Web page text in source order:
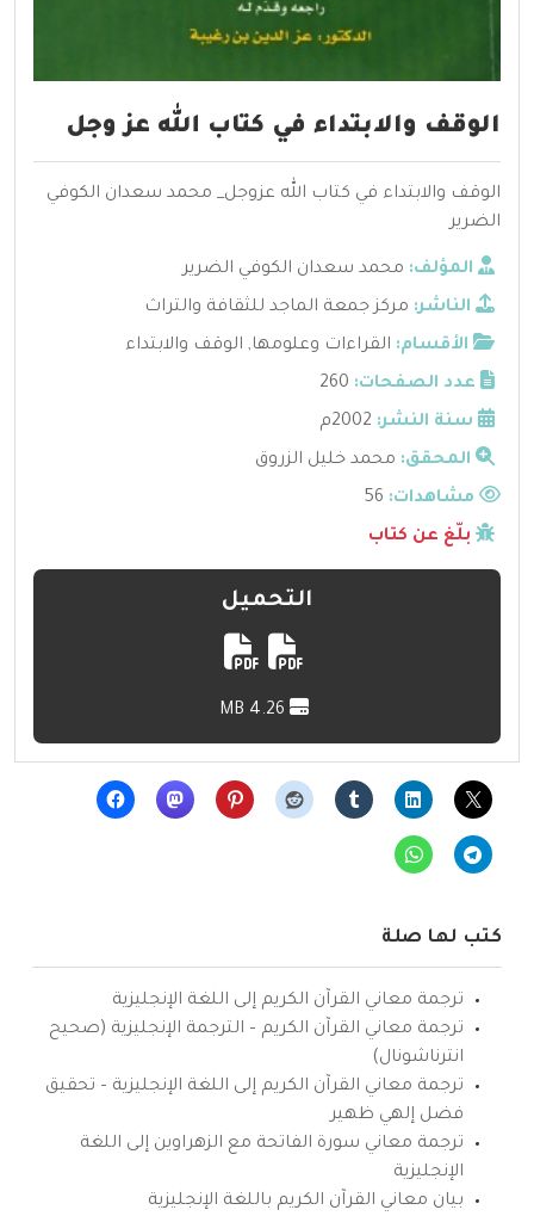
الوقف والابتداء في كتاب الله عز وجل
الوقف والابتداء في كتاب الله عزوجل_ محمد سعدان الكوفي
الضرير
المؤلف: محمد سعدان الكوفي الضرير
الناشر: مركز جمعة الماجد للثقافة والتراث
الأقسام: القراءات وعلومها, الوقف والابتداء
عدد الصفحات: 260
سنة النشر: 2002م
المحقق: محمد خليل الزروق
مشاهدات:
بلّغ عن كتاب
التحميل
كتب لها صلة
ترجمة معاني القرآن الكريم إلى اللغة الإنجليزية
ترجمة معاني القرآن الكريم – الترجمة الإنجليزية (صحيح
انترناشونال)
ترجمة معاني القرآن الكريم إلى اللغة الإنجليزية – تحقيق
فضل إلهي ظهير
ترجمة معاني سورة الفاتحة مع الزهراوين إلى اللغة
الإنجليزية
بيان معاني القرآن الكريم باللغة الإنجليزية